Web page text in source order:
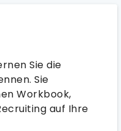
Sie die
Sie
Workbook,
auf Ihre